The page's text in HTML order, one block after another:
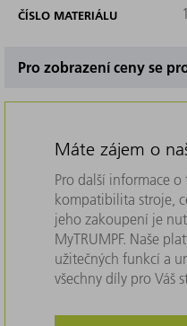
ČÍSLO MATERIÁLU
Pro zobrazení ceny se
Máte zájem o
Pro další informace
kompatibilita stroje,
jeho zakoupení je
MyTRUMPF. Naše
užitečných funkcí a
všechny díly pro Váš